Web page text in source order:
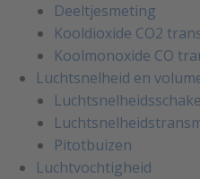
Deeltjesmeting
Kooldioxide CO2
Koolmonoxide CO
Luchtsnelheid en
Pitotbuizen
Luchtvochtigheid